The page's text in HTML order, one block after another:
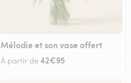
Mélodie et son vase offert
À partir de42€95